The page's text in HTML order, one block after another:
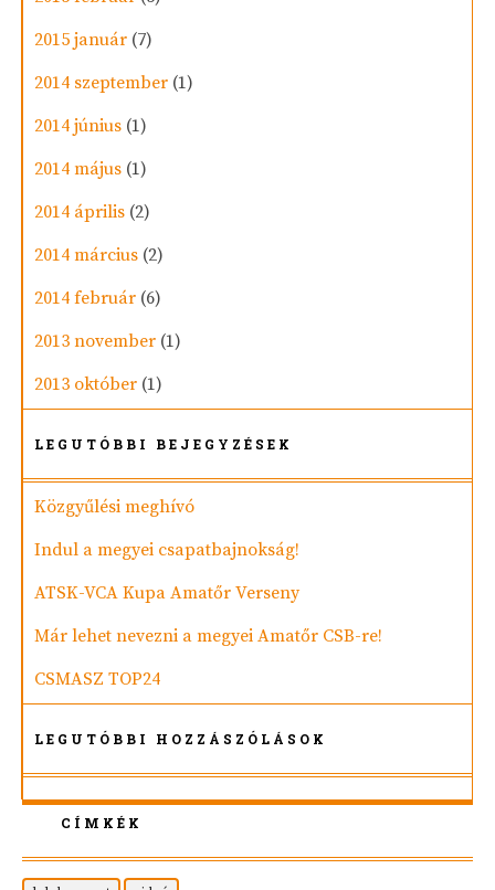
2015 január (7)
2014 szeptember (1)
2014 június (1)
2014 május (1)
2014 április (2)
2014 március (2)
2014 február (6)
2013 november (1)
2013 október (1)
LEGUTÓBBI BEJEGYZÉSEK
Közgyűlési meghívó
Indul a megyei csapatbajnokság!
ATSK-VCA Kupa Amatőr Verseny
Már lehet nevezni a megyei Amatőr CSB-re!
CSMASZ TOP24
LEGUTÓBBI HOZZÁSZÓLÁSOK
CÍMKÉK